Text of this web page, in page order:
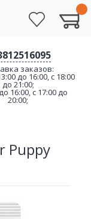
заказов:
до 16:00, с 18:00
до 21:00;
16:00, с 17:00 до
20:00;
Puppy